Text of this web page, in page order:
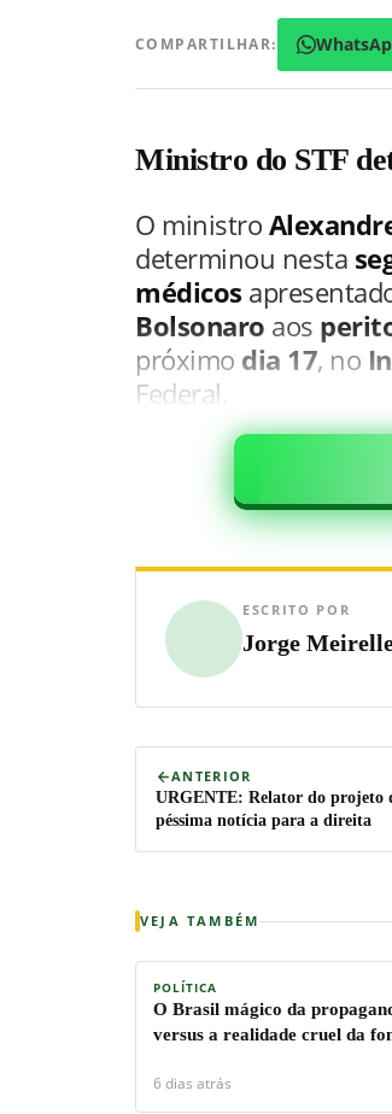
COMPARTILHAR:
Ministro do STF
O ministro
determinou nesta
médicos
Bolsonaro aos
próximo dia 17, no
Federal.
ESCRITO POR
Jorge
ANTERIOR
URGENTE: Relator do projeto
péssima notícia para a direita
VEJA TAMBÉM
POLÍTICA
O Brasil mágico da
versus a realidade cruel da
6 dias atrás